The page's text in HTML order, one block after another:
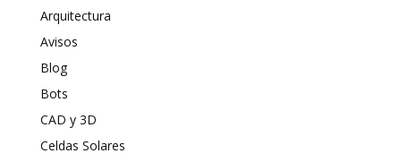
Arquitectura
Avisos
Blog
Bots
CAD y 3D
Celdas Solares